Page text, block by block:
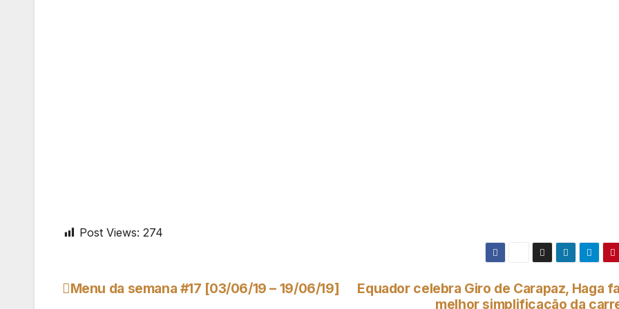
Post Views: 274
Navegação
Equador celebra Giro de Carapaz, Haga
melhor simplificação da
Menu da semana #17 [03/06/19 – 19/06/19]